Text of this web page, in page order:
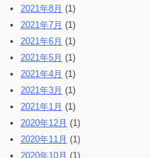
2021年8月 (1)
2021年7月 (1)
2021年6月 (1)
2021年5月 (1)
2021年4月 (1)
2021年3月 (1)
2021年1月 (1)
2020年12月 (1)
2020年11月 (1)
2020年10月 (1)